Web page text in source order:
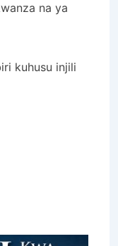
na ya
kuhusu injili